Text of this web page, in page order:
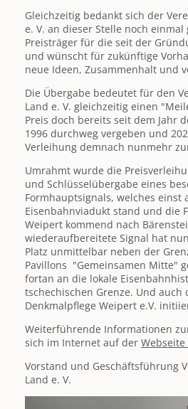
Gleichzeitig bedankt sich der
e. V. an dieser Stelle noch
Preisträger für die seit der
und wünscht für zukünftige
neue Ideen, Zusammenhalt und
Die Übergabe bedeutet für den
Land e. V. gleichzeitig einen
Preis doch bereits seit dem Jahr
1996 durchweg vergeben und
Verleihung demnach nunmehr
Umrahmt wurde die
und Schlüsselübergabe eines
Formhauptsignals, welches einst
Eisenbahnviadukt stand und die
Weipert kommend nach
wiederaufbereitete Signal hat
Platz unmittelbar neben der
Pavillons "Gemeinsamen Mitte"
fortan an die lokale
tschechischen Grenze. Und auch
Denkmalpflege Weipert e.V.
Weiterführende Informationen
sich im Internet auf der Webseite
Vorstand und Geschäftsführung
Land e. V.